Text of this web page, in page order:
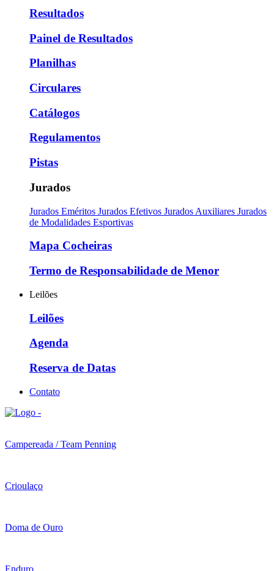
Resultados
Painel de Resultados
Planilhas
Circulares
Catálogos
Regulamentos
Pistas
Jurados
Jurados Eméritos Jurados Efetivos Jurados Auxiliares Jurados
de Modalidades Esportivas
Mapa Cocheiras
Termo de Responsabilidade de Menor
Leilões
Leilões
Agenda
Reserva de Datas
Contato
Campereada / Team Penning
Crioulaço
Doma de Ouro
Enduro